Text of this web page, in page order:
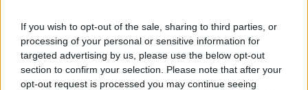
If you wish to opt-out of the sale, sharing to third parties, or
processing of your personal or sensitive information for
targeted advertising by us, please use the below opt-out
section to confirm your selection. Please note that after your
opt-out request is processed you may continue seeing